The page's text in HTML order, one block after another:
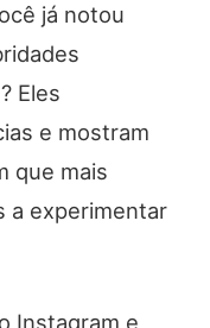
já notou
Eles
e mostram
que mais
a experimentar
Instagram e